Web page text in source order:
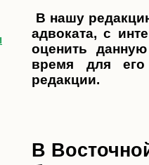
В нашу
адвоката, с
оценить
время для его
редакции.
В